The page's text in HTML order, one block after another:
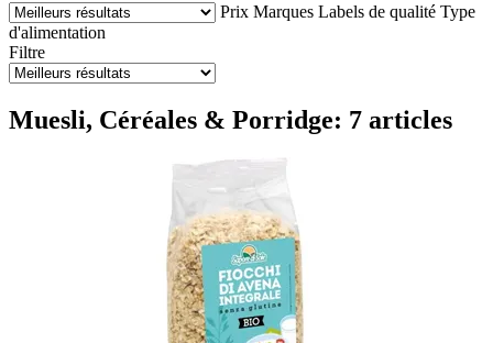
Prix Marques Labels de qualité Type
d'alimentation
Filtre
Muesli, Céréales & Porridge: 7 articles